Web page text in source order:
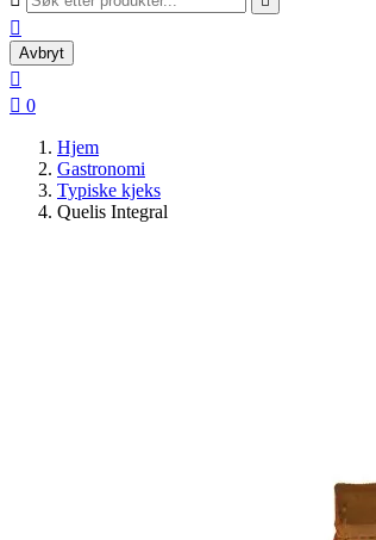

Avbryt

 0
Hjem
Gastronomi
Typiske kjeks
Quelis Integral